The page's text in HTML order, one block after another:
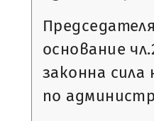
основание
законна сила
по